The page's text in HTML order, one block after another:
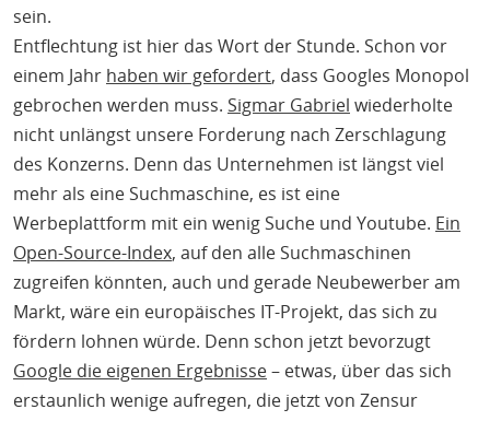
sein.
Entflechtung ist hier das Wort der Stunde. Schon vor
einem Jahr haben wir gefordert, dass Googles Monopol
gebrochen werden muss. Sigmar Gabriel wiederholte
nicht unlängst unsere Forderung nach Zerschlagung
des Konzerns. Denn das Unternehmen ist längst viel
mehr als eine Suchmaschine, es ist eine
Werbeplattform mit ein wenig Suche und Youtube. Ein
Open-Source-Index, auf den alle Suchmaschinen
zugreifen könnten, auch und gerade Neubewerber am
Markt, wäre ein europäisches IT-Projekt, das sich zu
fördern lohnen würde. Denn schon jetzt bevorzugt
Google die eigenen Ergebnisse– etwas, über das sich
erstaunlich wenige aufregen, die jetzt von Zensur